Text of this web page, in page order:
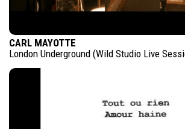
CARL MAYOTTE
London Underground (Wild Studio Live